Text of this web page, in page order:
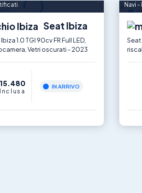
Seat Ibiza
1.0 TGI 90cv FR Full LED,
Vetri oscurati - 2023
Inclusa
IN ARRIVO
Navi
Seat